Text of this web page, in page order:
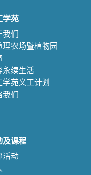
学苑
我们
理农场暨植物园
永续生活
学苑义工计划
我们
及课程
活动